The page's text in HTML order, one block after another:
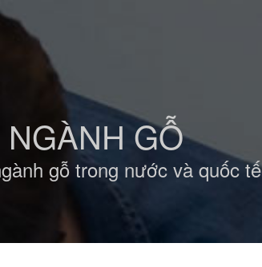
GỖ
gỗ trong nước và quốc tế